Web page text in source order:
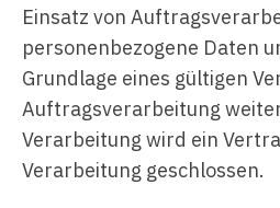
Einsatz von
personenbezogene Daten
Grundlage eines gültigen
Auftragsverarbeitung
Verarbeitung wird ein
Verarbeitung geschlossen.